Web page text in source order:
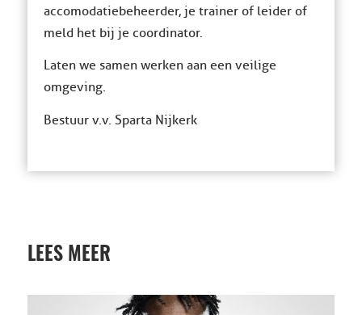
accomodatiebeheerder, je trainer of leider of
meld het bij je coordinator.
Laten we samen werken aan een veilige
omgeving.
Bestuur v.v. Sparta Nijkerk
LEES MEER